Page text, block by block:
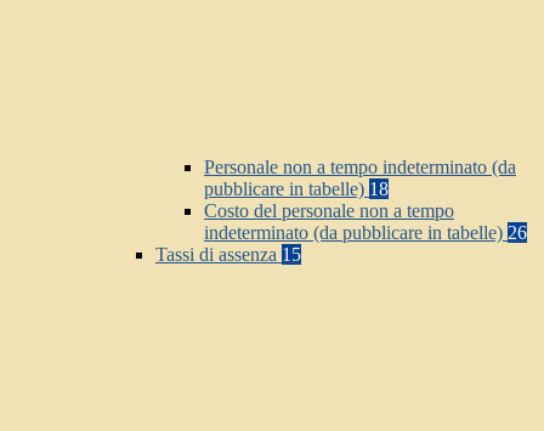
Personale non a tempo indeterminato (da
pubblicare in tabelle) 18
Costo del personale non a tempo
indeterminato (da pubblicare in tabelle) 26
Tassi di assenza 15